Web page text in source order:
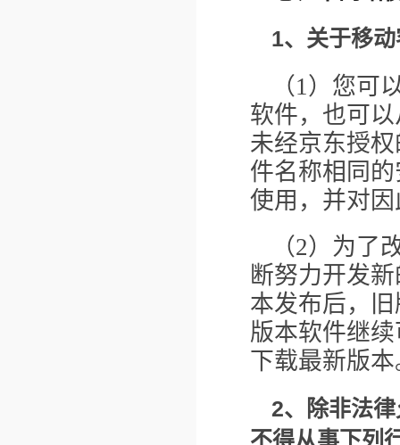
1、关于移
（1）您可
软件，也可
未经京东授
件名称相同
使用，并对
（2）为了
断努力开发
本发布后，
版本软件继
下载最新版本
2、除非法
不得从事下列